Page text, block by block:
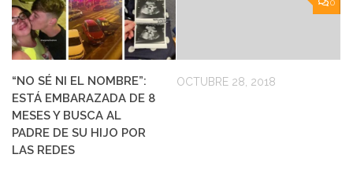
“NO SÉ NI EL NOMBRE”:
ESTÁ EMBARAZADA DE 8
MESES Y BUSCA AL
PADRE DE SU HIJO POR
LAS REDES
0
OCTUBRE 28, 2018